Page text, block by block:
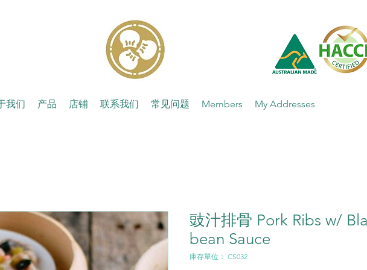
我们 产品 店铺 联系我们 常见问题 Members My Addresses
豉汁排骨 Pork Ribs w/
bean Sauce
庫存單位： CS032